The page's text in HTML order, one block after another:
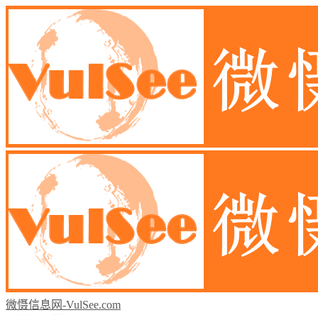
微慑信息网-VulSee.com